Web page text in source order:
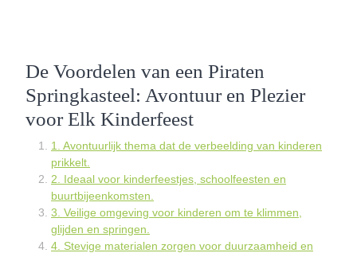
De Voordelen van een Piraten
Springkasteel: Avontuur en Plezier
voor Elk Kinderfeest
1. Avontuurlijk thema dat de verbeelding van kinderen
prikkelt.
2. Ideaal voor kinderfeestjes, schoolfeesten en
buurtbijeenkomsten.
3. Veilige omgeving voor kinderen om te klimmen,
glijden en springen.
4. Stevige materialen zorgen voor duurzaamheid en